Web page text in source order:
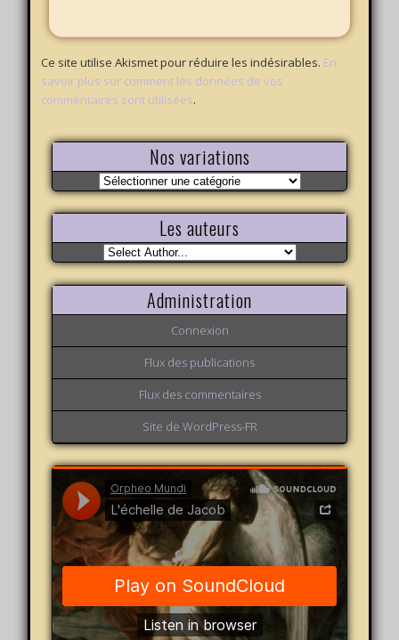
Ce site utilise Akismet pour réduire les indésirables. En
savoir plus sur comment les données de vos
commentaires sont utilisées.
Nos variations
Nos
variations
Les auteurs
Administration
Connexion
Flux des publications
Flux des commentaires
Site de WordPress-FR